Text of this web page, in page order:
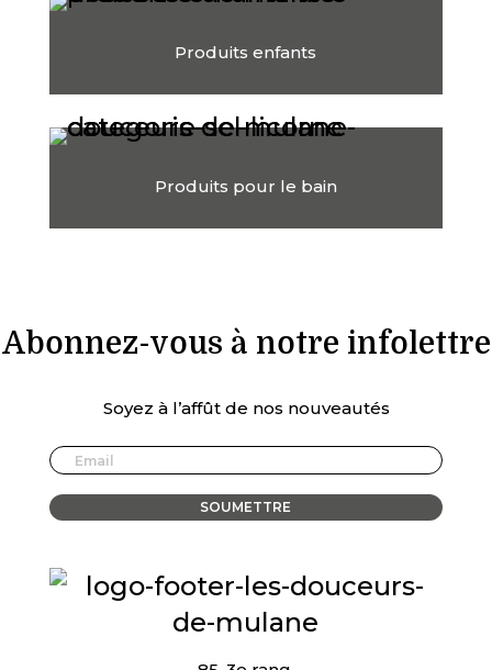
Produits enfants
Produits pour le bain
Abonnez-vous à notre infolettre
Soyez à l’affût de nos nouveautés